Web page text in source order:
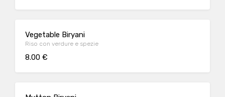
Vegetable Biryani
Riso con verdure e spezie
8.00 €